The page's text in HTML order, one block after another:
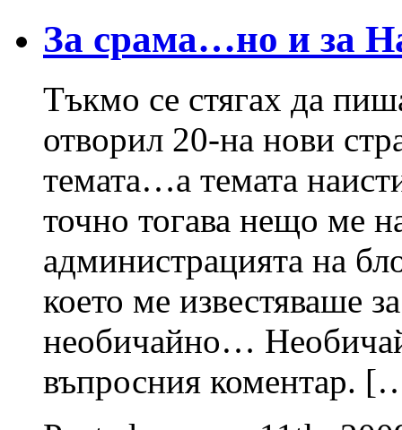
За срама…но и за
Тъкмо се стягах да
отворил 20-на нови
темата…а темата
точно тогава нещо ме
администрацията на
което ме известяваше
необичайно…
въпросния коментар.